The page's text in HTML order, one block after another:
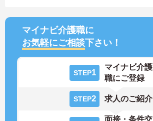
マイナビ介護職に
お気軽にご相談下さい！
STEP1
マイナビ介護
職にご登録
STEP2 求人のご紹介